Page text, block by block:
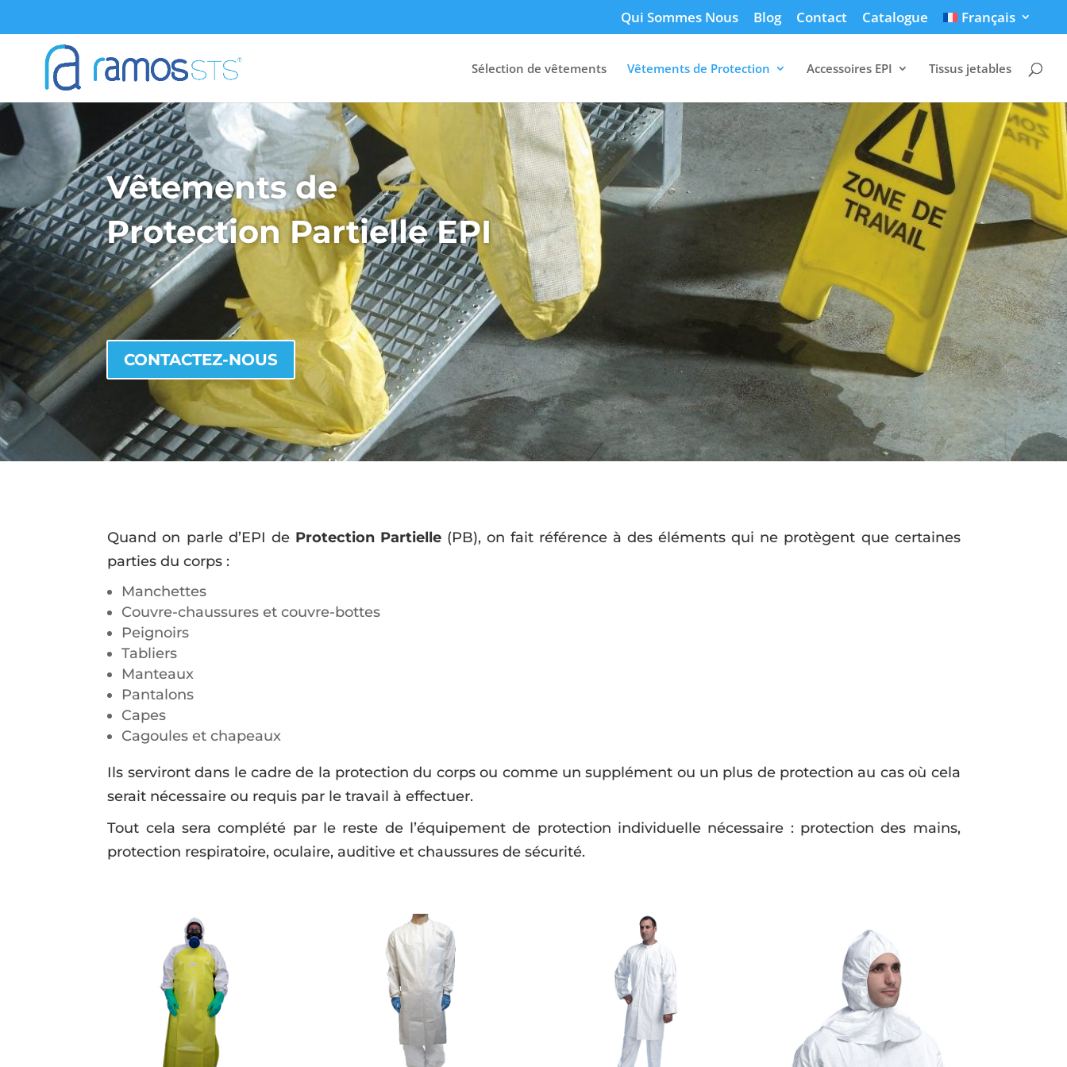
Qui Sommes Nous Blog Contact Catalogue Français
Sélection de vêtements Vêtements de Protection Accessoires EPI Tissus jetables
Vêtements de
Protection Partielle EPI
CONTACTEZ-NOUS
Quand on parle d’EPI de Protection Partielle (PB), on fait référence à des éléments qui ne protègent que certaines
parties du corps :
Manchettes
Couvre-chaussures et couvre-bottes
Peignoirs
Tabliers
Manteaux
Pantalons
Capes
Cagoules et chapeaux
Ils serviront dans le cadre de la protection du corps ou comme un supplément ou un plus de protection au cas où cela
serait nécessaire ou requis par le travail à effectuer.
Tout cela sera complété par le reste de l’équipement de protection individuelle nécessaire : protection des mains,
protection respiratoire, oculaire, auditive et chaussures de sécurité.